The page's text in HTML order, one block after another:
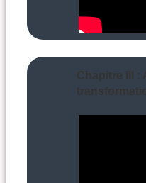
Chapitre III